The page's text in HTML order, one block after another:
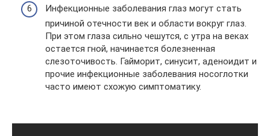
Инфекционные заболевания глаз могут стать
причиной отечности век и области вокруг глаз.
При этом глаза сильно чешутся, с утра на веках
остается гной, начинается болезненная
слезоточивость. Гайморит, синусит, аденоидит и
прочие инфекционные заболевания носоглотки
часто имеют схожую симптоматику.